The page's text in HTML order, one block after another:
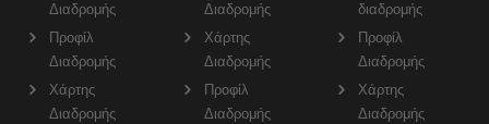
Διαδρομής
Προφίλ
Διαδρομής
Χάρτης
Διαδρομής
Διαδρομής
Χάρτης
Διαδρομής
Προφίλ
Διαδρομής
διαδρομής
Προφίλ
Διαδρομής
Χάρτης
Διαδρομής